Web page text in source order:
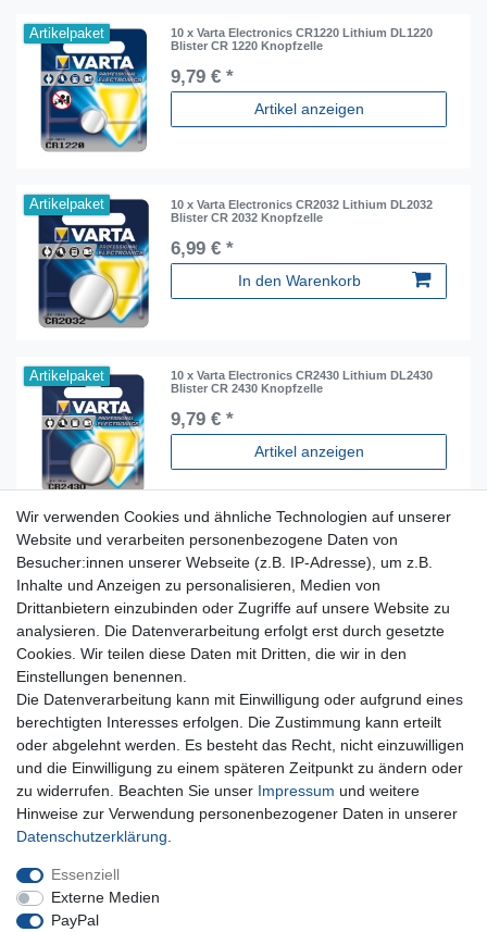
Artikelpaket
10 x Varta Electronics CR1220 Lithium DL1220
Blister CR 1220 Knopfzelle
9,79 € *
Artikel anzeigen
Artikelpaket
10 x Varta Electronics CR2032 Lithium DL2032
Blister CR 2032 Knopfzelle
6,99 € *
In den Warenkorb
Artikelpaket
10 x Varta Electronics CR2430 Lithium DL2430
Blister CR 2430 Knopfzelle
9,79 € *
Artikel anzeigen
Für Fragen zu unseren Produkten und Bestellungen
erreichen Sie uns per E-Mail oder Telefon:
+49 5741 9099422 oderinfo@dein-bau-projekt.de
Versand und Zahlung
Impressum
Datenschutzerklärung
AGB
Kontakt
Infos Ratenkauf mit easyCredit
Qualität made in Germany
Schnelle & sichere Lieferung
Ideal für Selbermacher (DIY)
Wir verwenden Cookies und ähnliche Technologien auf unserer
Website und verarbeiten personenbezogene Daten von
Besucher:innen unserer Webseite (z.B. IP-Adresse), um z.B.
Inhalte und Anzeigen zu personalisieren, Medien von
Drittanbietern einzubinden oder Zugriffe auf unsere Website zu
analysieren. Die Datenverarbeitung erfolgt erst durch gesetzte
Cookies. Wir teilen diese Daten mit Dritten, die wir in den
Einstellungen benennen.
Die Datenverarbeitung kann mit Einwilligung oder aufgrund eines
berechtigten Interesses erfolgen. Die Zustimmung kann erteilt
oder abgelehnt werden. Es besteht das Recht, nicht einzuwilligen
und die Einwilligung zu einem späteren Zeitpunkt zu ändern oder
zu widerrufen. Beachten Sie unser Impressum und weitere
Hinweise zur Verwendung personenbezogener Daten in unserer
Daten­schutz­erklärung
Essenziell
Externe Medien
PayPal